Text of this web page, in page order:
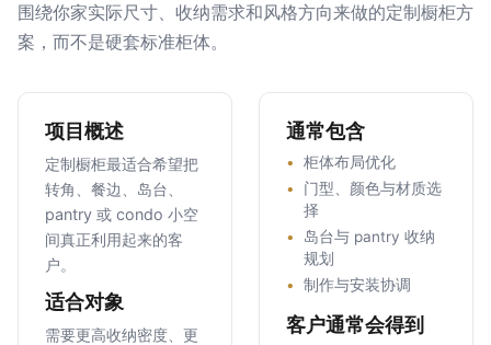
围绕你家实际尺寸、收纳需求和风格方向来做的定制橱柜方
案，而不是硬套标准柜体。
项目概述
定制橱柜最适合希望把
转角、餐边、岛台、
pantry 或 condo 小空
间真正利用起来的客
户。
适合对象
需要更高收纳密度、更
通常包含
柜体布局优化
门型、颜色与材质选
择
岛台与 pantry 收纳
规划
制作与安装协调
客户通常会得到